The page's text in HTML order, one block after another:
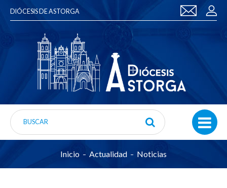
DIÓCESIS DE ASTORGA
Inicio Actualidad Noticias